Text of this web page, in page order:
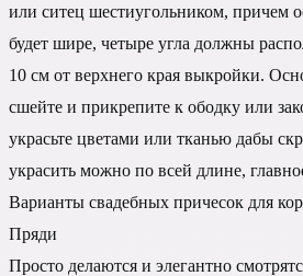
или ситец шестиугольником, причем
будет шире, четыре угла должны
10 см от верхнего края выкройки.
сшейте и прикрепите к ободку или
украсьте цветами или тканью дабы
украсить можно по всей длине,
Варианты свадебных причесок для
Пряди
Просто делаются и элегантно